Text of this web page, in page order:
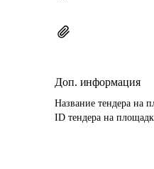
Доп. информация
Название тендера на
ID тендера на